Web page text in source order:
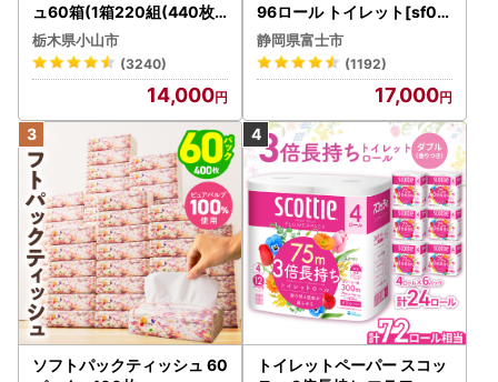
ュ60箱(1箱220組(440枚))
(5個入り×12セット)【配送
不可地域：離島・沖縄県】
【1256759】
栃木県小山市
(3240)
14,000
96ロール トイレット[sf00
1-012]
静岡県富士市
(1192)
17,000
ソフトパックティッシュ 60
トイレットペーパー スコッ